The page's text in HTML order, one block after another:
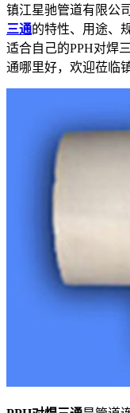
镇江星驰管道有限公
三通的特性、用途、
适合自己的PPH对焊
通哪里好，欢迎莅临